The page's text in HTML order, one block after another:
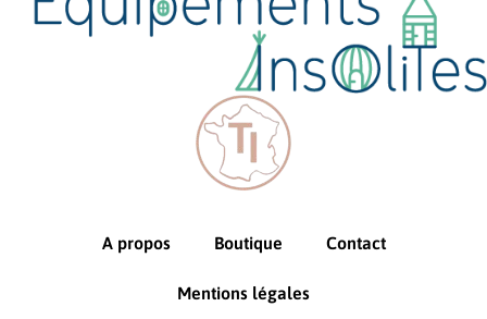
A propos Boutique Contact
Mentions légales